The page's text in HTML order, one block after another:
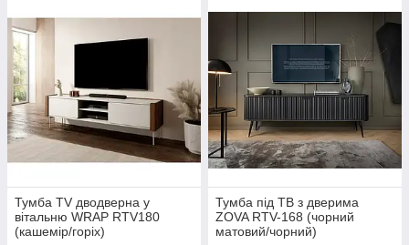
Тумба TV дводверна у
вітальню WRAP RTV180
(кашемір/горіх)
Тумба під ТВ з дверима
ZOVA RTV-168 (чорний
матовий/чорний)